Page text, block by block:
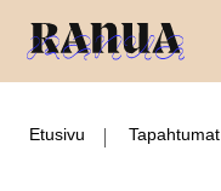
Etusivu Tapahtumat